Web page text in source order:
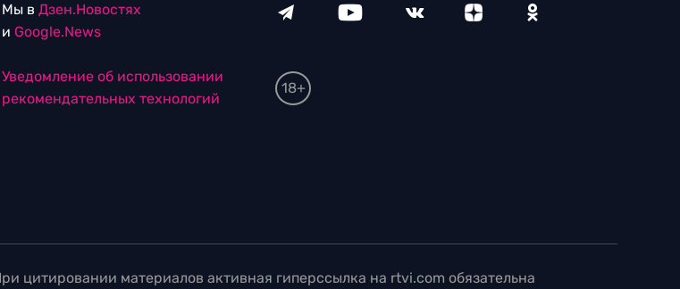
Мы в Дзен.Новостях
и Google.News
Уведомление об использовании
рекомендательных технологий
18+
материалов активная гиперссылка на rtvi.com обязательна